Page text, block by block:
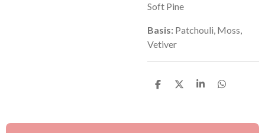
Soft Pine
Basis: Patchouli, Moss,
Vetiver
D
n
D
S
e
D
n